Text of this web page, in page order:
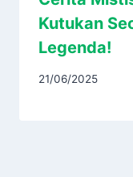
Kutukan
Legenda!
21/06/2025